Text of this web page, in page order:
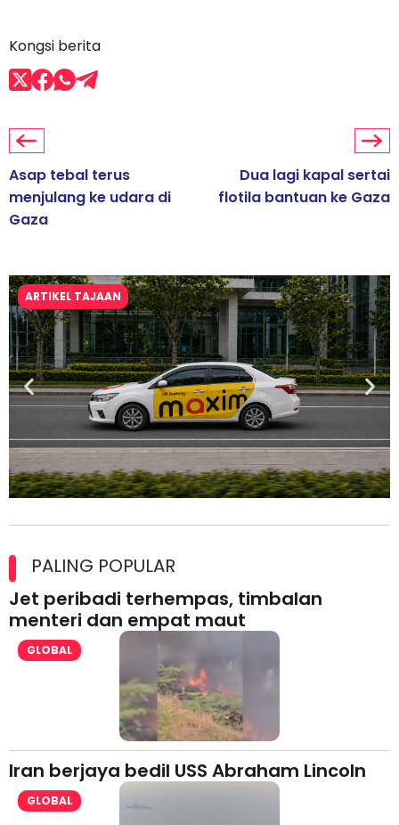
Kongsi berita
Asap tebal terus
menjulang ke udara di
Gaza
Dua lagi kapal sertai
flotila bantuan ke Gaza
ARTIKEL TAJAAN
lesen separuh pertama 2026
PALING POPULAR
Jet peribadi terhempas, timbalan
menteri dan empat maut
GLOBAL
Iran berjaya bedil USS Abraham Lincoln
GLOBAL